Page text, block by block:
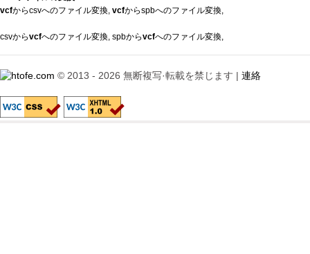
vcfからcsvへのファイル変換, vcfからspbへのファイル変換,
csvからvcfへのファイル変換, spbからvcfへのファイル変換,
© 2013 - 2026 無断複写·転載を禁じます | 連絡